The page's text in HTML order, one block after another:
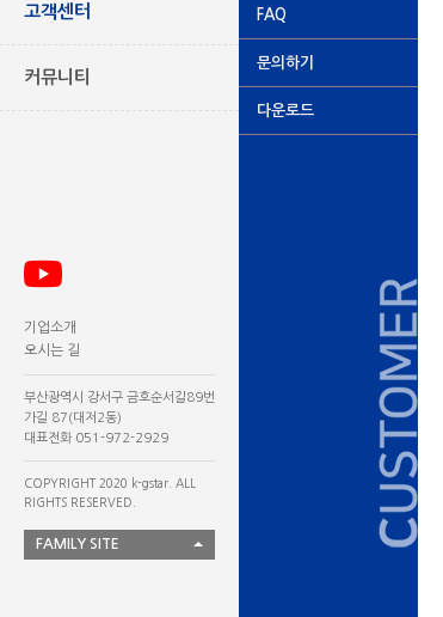
고객센터
커뮤니티
기업소개
오시는 길
부산광역시 강서구 금호순서길89번
가길 87(대저2동)
대표전화 051-972-2929
COPYRIGHT 2020 k-gstar. ALL
RIGHTS RESERVED.
FAMILY SITE
FAQ
문의하기
다운로드